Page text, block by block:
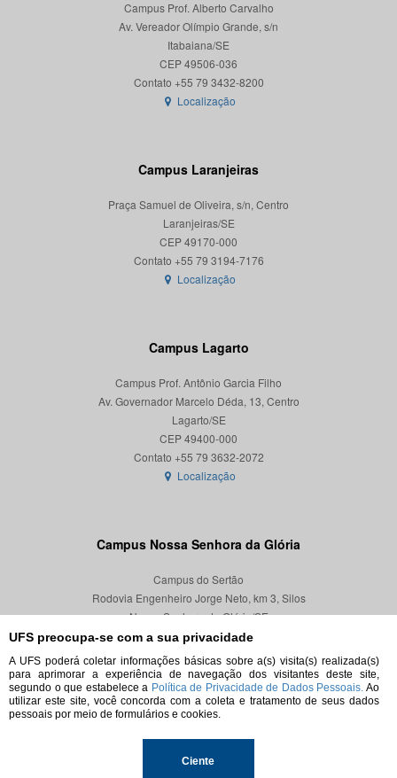
UFS preocupa-se com a sua privacidade
A UFS poderá coletar informações básicas sobre a(s) visita(s) realizada(s)
para aprimorar a experiência de navegação dos visitantes deste site,
segundo o que estabelece a Política de Privacidade de Dados Pessoais. Ao
utilizar este site, você concorda com a coleta e tratamento de seus dados
pessoais por meio de formulários e cookies.
Ciente
Campus Prof. Alberto Carvalho
Av. Vereador Olímpio Grande, s/n
Itabaiana/SE
CEP 49506-036
Localização
Campus Laranjeiras
Praça Samuel de Oliveira, s/n, Centro
Laranjeiras/SE
CEP 49170-000
Localização
Campus Lagarto
Campus Prof. Antônio Garcia Filho
Av. Governador Marcelo Déda, 13, Centro
Lagarto/SE
CEP 49400-000
Localização
Campus Nossa Senhora da Glória
Campus do Sertão
Rodovia Engenheiro Jorge Neto, km 3, Silos
Nossa Senhora da Glória/SE
CEP 49680-000
Localização
© 2026. Todos os direitos reservados.